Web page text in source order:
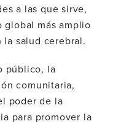
a las que sirve,
más amplio
la salud cerebral.
público, la
comunitaria,
poder de la
para promover la